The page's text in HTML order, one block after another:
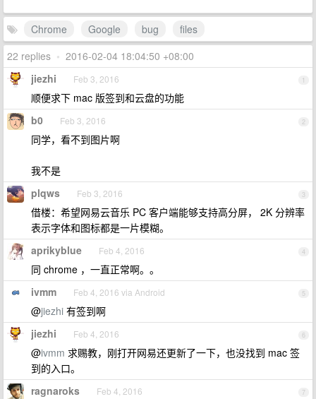
Chrome Google bug
files
22 replies • 2016-02-04 18:04:50 +08:00
1
jiezhi Feb 3, 2016
顺便求下 mac 版签到和云盘的功能
2
b0 Feb 3, 2016
同学，看不到图片啊
我不是
3
plqws Feb 3, 2016
借楼：希望网易云音乐 PC 客户端能够支持高分屏， 2K 分辨率
表示字体和图标都是一片模糊。
4
aprikyblue Feb 4, 2016
同 chrome ，一直正常啊。。
5
ivmm Feb 4, 2016 via Android
@jiezhi 有签到啊
6
jiezhi Feb 4, 2016
@ivmm 求赐教，刚打开网易还更新了一下，也没找到 mac 签
到的入口。
7
ragnaroks Feb 4, 2016